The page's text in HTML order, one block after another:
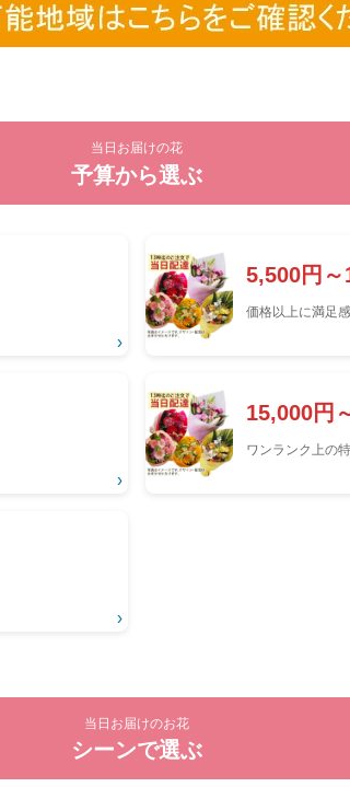
当日お届けの花
予算から選ぶ
›
5,500円～
価格以上に満足
›
15,000円
ワンランク上の
›
当日お届けのお花
シーンで選ぶ